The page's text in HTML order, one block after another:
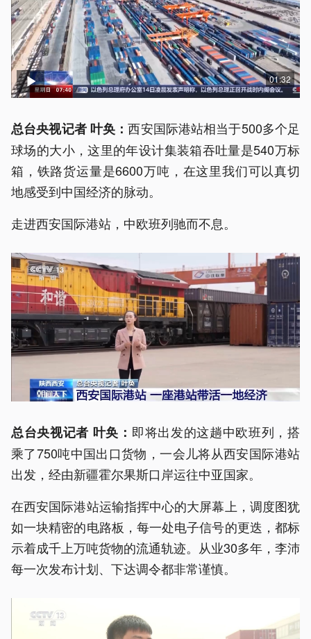
01:32
总台央视记者 叶奂：西安国际港站相当于500多个足
球场的大小，这里的年设计集装箱吞吐量是540万标
箱，铁路货运量是6600万吨，在这里我们可以真切
地感受到中国经济的脉动。
走进西安国际港站，中欧班列驰而不息。
总台央视记者 叶奂： 即将出发的这趟中欧班列，搭
乘了750吨中国出口货物，一会儿将从西安国际港站
出发，经由新疆霍尔果斯口岸运往中亚国家。
在西安国际港站运输指挥中心的大屏幕上，调度图犹
如一块精密的电路板，每一处电子信号的更迭，都标
示着成千上万吨货物的流通轨迹。从业30多年，李沛
每一次发布计划、下达调令都非常谨慎。